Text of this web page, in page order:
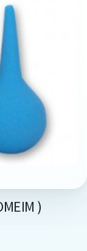
)